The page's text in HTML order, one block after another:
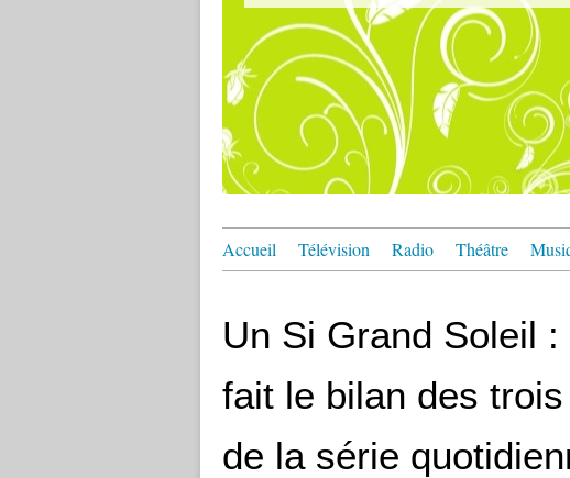
Accueil Télévision Radio Théâtre
Un Si Grand Soleil
fait le bilan des
de la série